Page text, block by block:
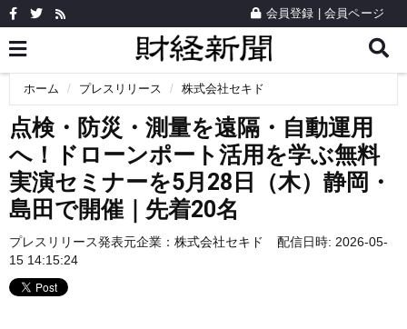
会員登録 会員ページ
ホーム プレスリリース 株式会社セキド
点検・防災・測量を遠隔・自動運用
へ！ドローンポート活用を学ぶ無料
実演セミナーを5月28日（木）静岡・
島田で開催｜先着20名
プレスリリース発表元企業： 株式会社セキド
配信日時: 2026-05-
15 14:15:24